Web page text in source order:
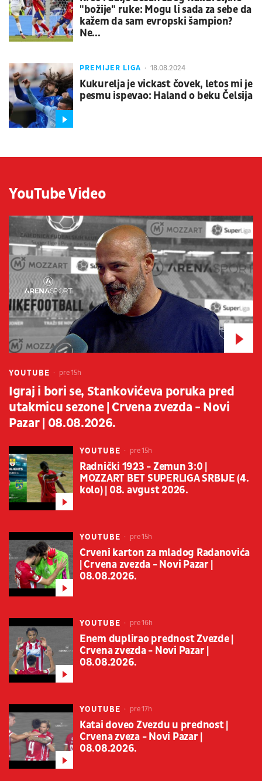
"božije" ruke: Mogu li sada za sebe da
kažem da sam evropski šampion?
Ne...
PREMIJER LIGA 18.08.2024
Kukurelja je vickast čovek, letos mi je
pesmu ispevao: Haland o beku Čelsija
YouTube Video
YOUTUBE pre 15h
Igraj i bori se, Stankovićeva poruka pred
utakmicu sezone | Crvena zvezda - Novi
Pazar | 08.08.2026.
YOUTUBE pre 15h
Radnički 1923 - Zemun 3:0 |
MOZZART BET SUPERLIGA SRBIJE (4.
kolo) | 08. avgust 2026.
YOUTUBE pre 15h
Crveni karton za mladog Radanovića
| Crvena zvezda - Novi Pazar |
08.08.2026.
YOUTUBE pre 16h
Enem duplirao prednost Zvezde |
Crvena zvezda - Novi Pazar |
08.08.2026.
YOUTUBE pre 17h
Katai doveo Zvezdu u prednost |
Crvena zveza - Novi Pazar |
08.08.2026.